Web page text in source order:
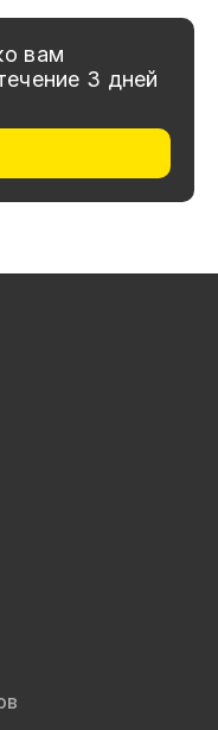
вам
3 дней